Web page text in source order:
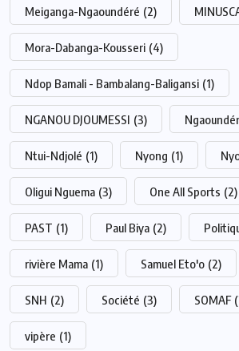
Meiganga-Ngaoundéré (2)
Mora-Dabanga-Kousseri (4)
Ndop Bamali - Bambalang-Baligansi (1)
NGANOU DJOUMESSI (3)
Ntui-Ndjolé (1) Nyong (1)
Oligui Nguema (3) One All Sports (2)
PAST (1) Paul Biya (2)
rivière Mama (1) Samuel Eto'o (2)
SNH (2) Société (3) SOMAF
vipère (1)